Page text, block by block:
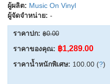
ผู้ผลิต: Music On Vinyl
ผู้จัดจำหน่าย: -
ราคาปก: ฿0.00
ราคาของคุณ: ฿1,289.00
ราคาน้ำหนักพิเศษ: 100.00 (?)